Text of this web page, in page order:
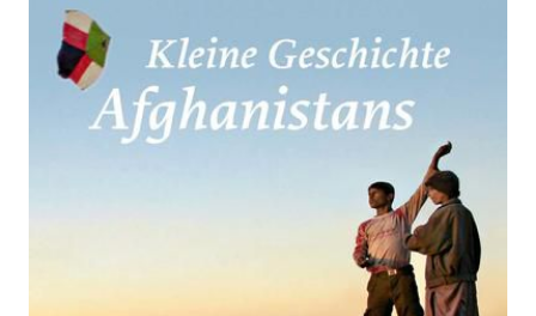
Zur Wunschliste hinzufügen
Conrad Schetter
17.02.2022
175 Seiten
ISBN: 978-3-406-